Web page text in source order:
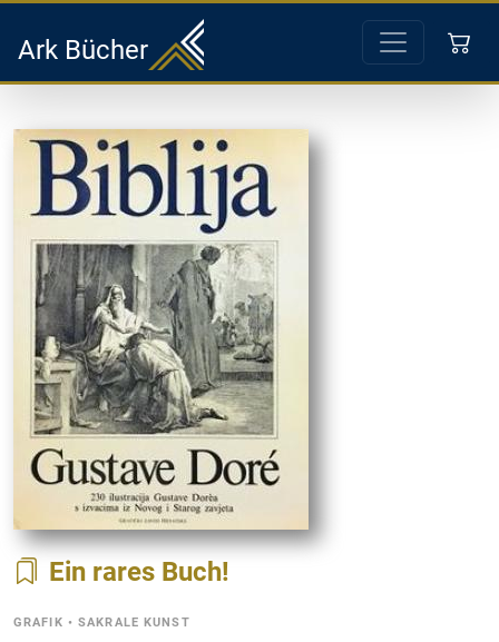
Ark Bücher
Ein rares Buch
GRAFIK •SAKRALE KUNST